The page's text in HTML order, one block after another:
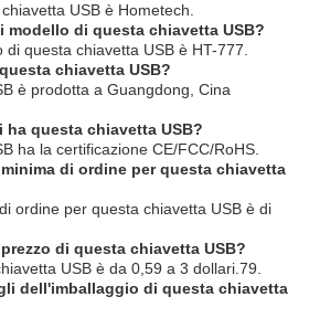
USB è Hometech.
modello di questa chiavetta USB?
questa chiavetta USB è HT-777.
chiavetta USB?
è prodotta a Guangdong, Cina
questa chiavetta USB?
ha la certificazione CE/FCC/RoHS.
di ordine per questa chiavetta
ordine per questa chiavetta USB è di
di questa chiavetta USB?
USB è da 0,59 a 3 dollari.79.
dell'imballaggio di questa chiavetta